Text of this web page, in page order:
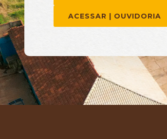
ACESSAR | OUVIDORIA